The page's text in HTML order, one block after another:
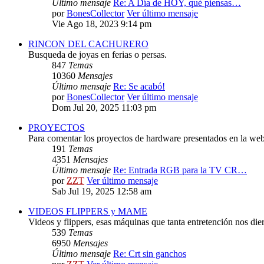
Último mensaje Re: A Día de HOY, qué piensas…
porBonesCollector Ver último mensaje
Vie Ago 18, 2023 9:14 pm
RINCON DEL CACHURERO
Busqueda de joyas en ferias o persas.
847 Temas
10360 Mensajes
Último mensaje Re: Se acabó!
porBonesCollector Ver último mensaje
Dom Jul 20, 2025 11:03 pm
PROYECTOS
Para comentar los proyectos de hardware presentados en la
191 Temas
4351 Mensajes
Último mensaje Re: Entrada RGB para la TV CR…
porZZT Ver último mensaje
Sab Jul 19, 2025 12:58 am
VIDEOS FLIPPERS y MAME
Videos y flippers, esas máquinas que tanta entretención nos
539 Temas
6950 Mensajes
Último mensaje Re: Crt sin ganchos